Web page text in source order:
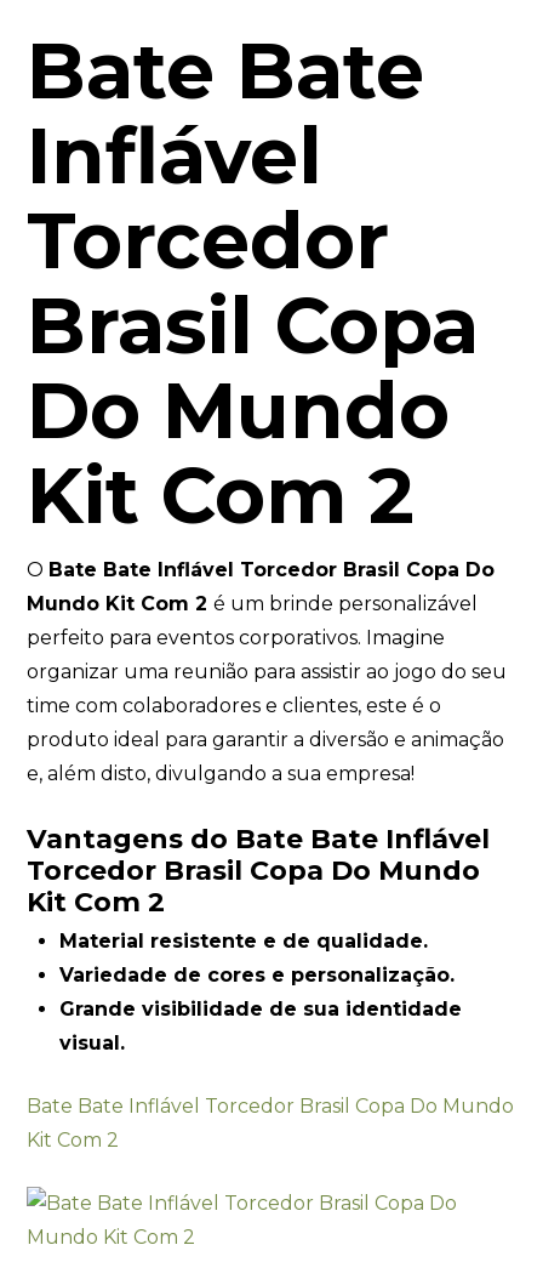
Bate Bate
Inflável
Torcedor
Brasil Copa
Do Mundo
Kit Com 2
O Bate Bate Inflável Torcedor Brasil Copa Do
Mundo Kit Com 2é um brinde personalizável
perfeito para eventos corporativos. Imagine
organizar uma reunião para assistir ao jogo do seu
time com colaboradores e clientes, este é o
produto ideal para garantir a diversão e animação
e, além disto, divulgando a sua empresa!
Vantagens do Bate Bate Inflável
Torcedor Brasil Copa Do Mundo
Kit Com 2
Material resistente e de qualidade.
Variedade de cores e personalização.
Grande visibilidade de sua identidade
visual.
Bate Bate Inflável Torcedor Brasil Copa Do Mundo
Kit Com 2